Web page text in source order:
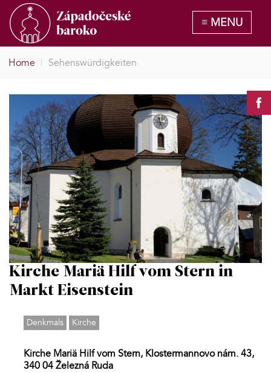
Home | Sehenswürdigkeiten
Kirche Mariä Hilf vom Stern in
Markt Eisenstein
Denkmals Kirche
Kirche Mariä Hilf vom Stern, Klostermannovo nám. 43,
340 04 Železná Ruda